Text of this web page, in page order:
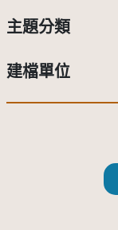
主題分類
建檔單位